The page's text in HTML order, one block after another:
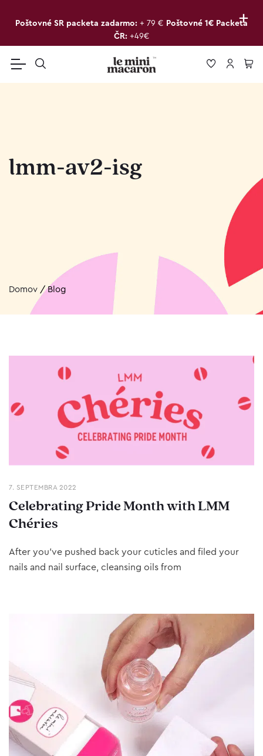
+
Poštovné SR packeta zadarmo: + 79 € Poštovné 1€ Packeta
ČR: +49€
lmm-av2-isg
Domov /Blog
7. SEPTEMBRA 2022
Celebrating Pride Month with LMM
Chéries
After you’ve pushed back your cuticles and filed your
nails and nail surface, cleansing oils from